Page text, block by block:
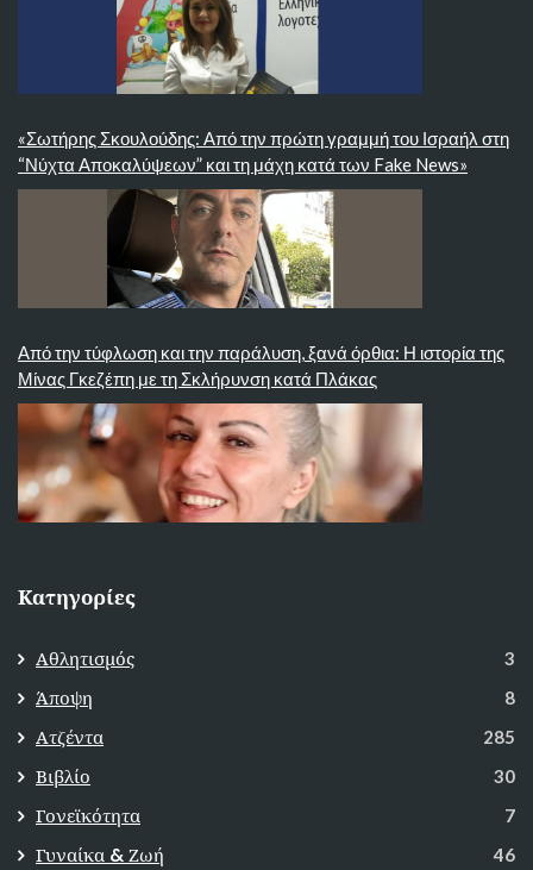
«Σωτήρης Σκουλούδης: Από την πρώτη γραμμή του Ισραήλ στη
“Νύχτα Αποκαλύψεων” και τη μάχη κατά των Fake News»
Από την τύφλωση και την παράλυση, ξανά όρθια: Η ιστορία της
Μίνας Γκεζέπη με τη Σκλήρυνση κατά Πλάκας
Κατηγορίες
Αθλητισμός 3
Άποψη 8
Ατζέντα 285
Βιβλίο 30
Γονεϊκότητα 7
Γυναίκα & Ζωή 46